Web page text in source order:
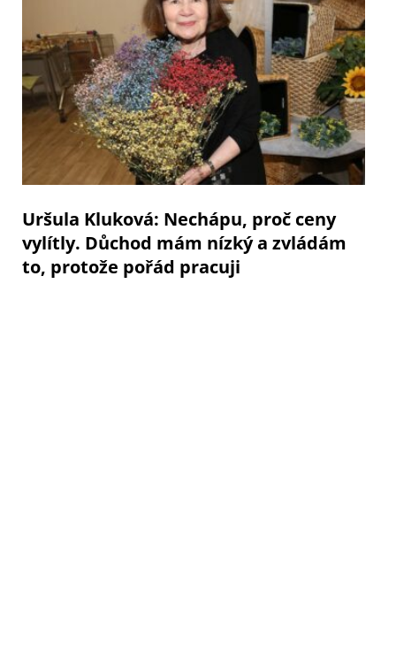
Uršula Kluková: Nechápu, proč ceny
vylítly. Důchod mám nízký a zvládám
to, protože pořád pracuji